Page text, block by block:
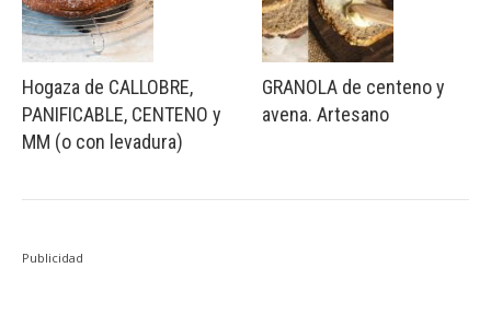
Hogaza de CALLOBRE,
PANIFICABLE, CENTENO y
MM (o con levadura)
GRANOLA de centeno y
avena. Artesano
Publicidad